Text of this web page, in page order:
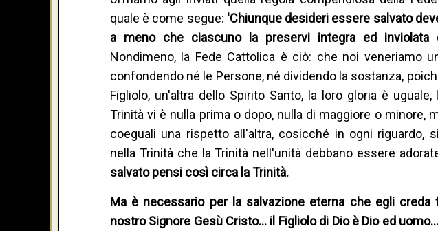
quale è come segue: 'Chiunque desideri essere salvato
a meno che ciascuno la preservi integra ed inviolata
Nondimeno, la Fede Cattolica è ciò: che noi veneriamo
confondendo né le Persone, né dividendo la sostanza,
Figliolo, un'altra dello Spirito Santo, la loro gloria è
Trinità vi è nulla prima o dopo, nulla di maggiore o minore,
coeguali una rispetto all'altra, cosicché in ogni riguardo,
nella Trinità che la Trinità nell'unità debbano essere
salvato pensi così circa la Trinità.
Ma è necessario per la salvazione eterna che egli
nostro Signore Gesù Cristo… il Figliolo di Dio è Dio ed